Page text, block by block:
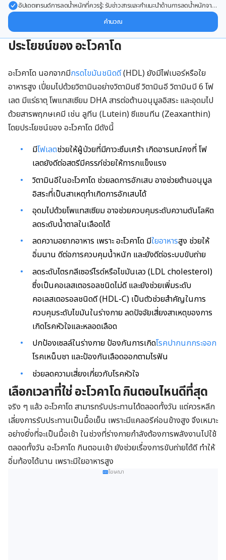
อัปเดตเทรนด์การลดน้ำหนักที่ควรรู้: รับข่าวสารและคำแนะนำด้านการลดน้ำหนักจาก
คำนวณ
ประโยชน์ของ อะโวคาโด
อะโวคาโด นอกจากมีกรดไขมันชนิดดี(HDL)ยังมีไฟเบอร์หรือใย
อาหารสูง เปี่ยมไปด้วยวิตามินอย่างวิตามินซี วิตามินอี วิตามินบี 6 โฟ
เลต มีแร่ธาตุ โพแทสเซียม DHAสารต่อต้านอนุมูลอิสระ และอุดมไป
ด้วยสารพฤกษเคมี เช่น ลูทีน (Lutein) ซีแซนทีน (Zeaxanthin)
โดยประโยชน์ของ อะโวคาโด มีดังนี้
มีโฟเลตช่วยให้ผู้ป่วยที่มีภาวะซึมเศร้า เกิดอารมณ์คงที่ โฟ
เลตยังดีต่อสตรีมีครรภ์ช่วยให้ทารกแข็งแรง
วิตามินอีในอะโวคาโด ช่วยลดการอักเสบ อาจช่วยต้านอนุมูล
อิสระที่เป็นสาเหตุทำเกิดการอักเสบได้
อุดมไปด้วยโพแทสเซียม อาจช่วยควบคุมระดับความดันโลหิต
ลดระดับน้ำตาลในเลือดได้
ลดความอยากอาหาร เพราะ อะโวคาโด มีใยอาหารสูง ช่วยให้
อิ่มนาน ดีต่อการควบคุมน้ำหนัก และยังดีต่อระบบขับถ่าย
ลดระดับไตรกลีเซอร์ไรด์หรือไขมันเลว (LDL cholesterol)
ซึ่งเป็นคอเลสเตอรอลชนิดไม่ดี และยังช่วยเพิ่มระดับ
คอเลสเตอรอลชนิดดี (HDL-C) เป็นตัวช่วยสำคัญในการ
ควบคุมระดับไขมันในร่างกาย ลดปัจจัยเสี่ยงสาเหตุของการ
เกิดโรคหัวใจและหลอดเลือด
ปกป้องเซลล์ในร่างกาย ป้องกันการเกิดโรคปากนกกระจอก
โรคเหน็บชา และป้องกันเลือดออกตามไรฟัน
ช่วยลดความเสี่ยงเกี่ยวกับโรคหัวใจ
เลือกเวลาที่ใช่ อะโวคาโด กินตอนไหนดีที่สุด
จริง ๆ แล้ว อะโวคาโด สามารถรับประทานได้ตลอดทั้งวัน แต่ควรหลีก
เลี่ยงการรับประทานเป็นมื้อเย็น เพราะมีแคลอรีค่อนข้างสูง จึงเหมาะ
อย่างยิ่งที่จะเป็นมื้อเช้า ในช่วงที่ร่างกายกำลังต้องการพลังงานไปใช้
ตลอดทั้งวัน อะโวคาโด กินตอนเช้า ยังช่วยเรื่องการขับถ่ายได้ดี ทำให้
อิ่มท้องได้นาน เพราะมีใยอาหารสูง
โฆษณา